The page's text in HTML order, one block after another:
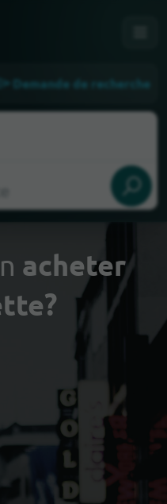
Demande de recherche
acheter